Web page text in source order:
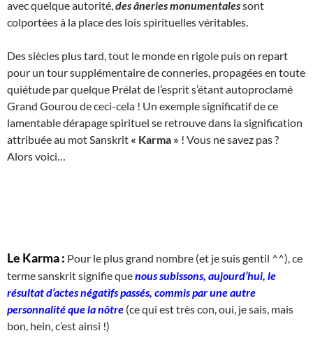
avec quelque autorité, des âneries monumentalessont
colportées à la place des lois spirituelles véritables.
Des siècles plus tard, tout le monde en rigole puis on repart
pour un tour supplémentaire de conneries, propagées en toute
quiétude par quelque Prélat de l’esprit s’étant autoproclamé
Grand Gourou de ceci-cela ! Un exemple significatif de ce
lamentable dérapage spirituel se retrouve dans la signification
attribuée au mot Sanskrit « Karma » ! Vous ne savez pas ?
Alors voici…
Le Karma : Pour le plus grand nombre (et je suis gentil ^^), ce
terme sanskrit signifie quenous subissons, aujourd’hui, le
résultat d’actes négatifs passés, commis par une autre
personnalité que la nôtre (ce qui est très con, oui, je sais, mais
bon, hein, c’est ainsi !)